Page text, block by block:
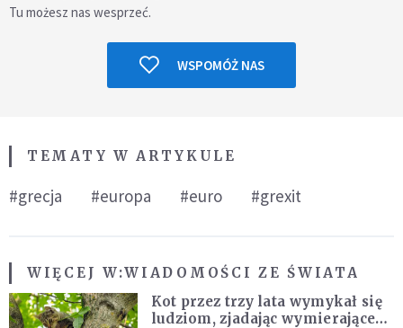
Tu możesz nas wesprzeć.
WSPOMÓŻ NAS
TEMATY W ARTYKULE
#grecja #europa #euro #grexit
WIĘCEJ W:WIADOMOŚCI ZE ŚWIATA
Kot przez trzy lata wymykał się
ludziom, zjadając wymierające